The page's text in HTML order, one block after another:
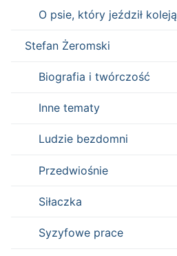
O psie, który jeździł koleją
Stefan Żeromski
Biografia i twórczość
Inne tematy
Ludzie bezdomni
Przedwiośnie
Siłaczka
Syzyfowe prace